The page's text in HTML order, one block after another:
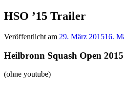
HSO ’15 Trailer
Veröffentlicht am 29. März 201516.
Heilbronn Squash Open
(ohne youtube)